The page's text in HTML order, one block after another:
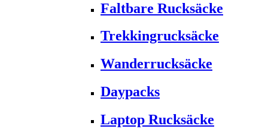
Faltbare Rucksäcke
Trekkingrucksäcke
Wanderrucksäcke
Daypacks
Laptop Rucksäcke